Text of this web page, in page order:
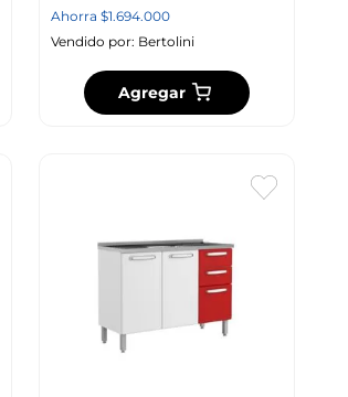
Ahorra$1.694.000
Vendido por: Bertolini
Agregar